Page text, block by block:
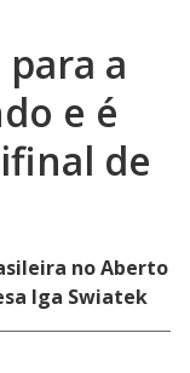
a
e é
de
no Aberto
Iga Swiatek